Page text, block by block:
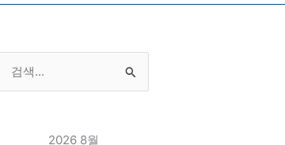
2026 8월